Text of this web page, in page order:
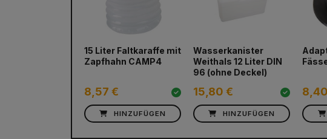
15 Liter Faltkaraffe mit
Zapfhahn CAMP4
8,57 €
HINZUFÜGEN
Wasserkanister
Weithals 12 Liter DIN
96 (ohne Deckel)
15,80 €
HINZUFÜGEN